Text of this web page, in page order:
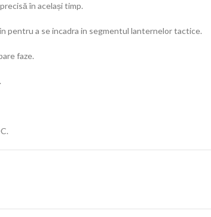
în același timp.
pentru a se incadra in segmentul lanternelor tactice.
faze.